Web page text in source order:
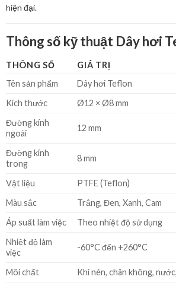
hiện đại.
Thông số kỹ thuật Dây hơi
THÔNG SỐ
GIÁ TRỊ
Tên sản phẩm
Dây hơi Teflon
Kích thước
Ø12 × Ø8 mm
Đường kính
ngoài
12 mm
Đường kính
trong
8 mm
Vật liệu
PTFE (Teflon)
Màu sắc
Trắng, Đen, Xanh, Cam
Áp suất làm việc
Theo nhiệt độ sử dụng
Nhiệt độ làm
việc
-60°C đến +260°C
Môi chất Khí nén, chân không,